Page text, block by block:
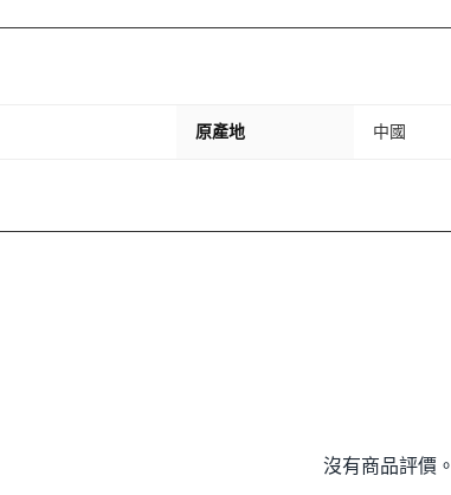
原產地 中國
沒有商品評價。